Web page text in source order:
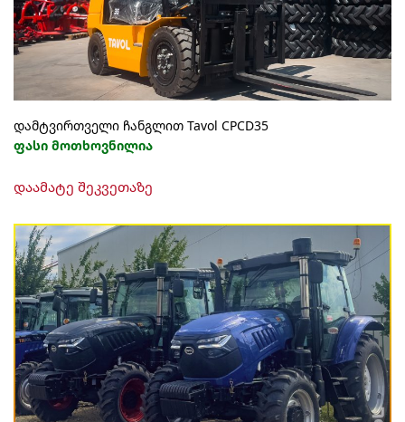
დამტვირთველი ჩანგლით Tavol CPCD35
ფასი მოთხოვნილია
დაამატე შეკვეთაზე